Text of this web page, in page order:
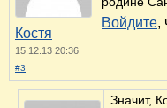
Костя
15.12.13 20:36
#3
Войдите,
Значит,